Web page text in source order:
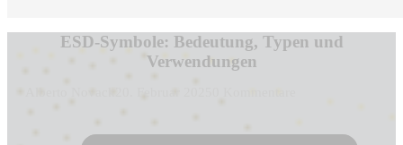
ESD-Symbole: Bedeutung, Typen und
Verwendungen